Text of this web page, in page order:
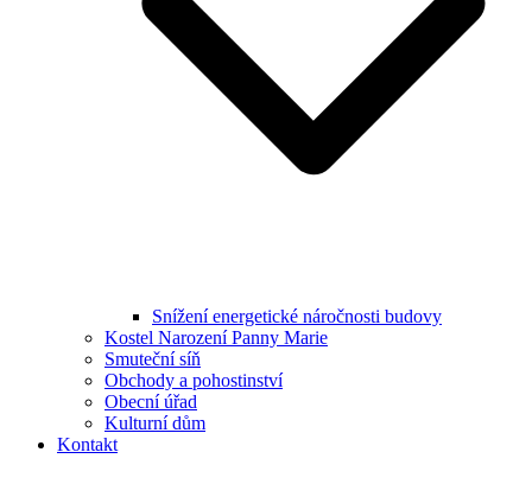
Snížení energetické náročnosti budovy
Kostel Narození Panny Marie
Smuteční síň
Obchody a pohostinství
Obecní úřad
Kulturní dům
Kontakt